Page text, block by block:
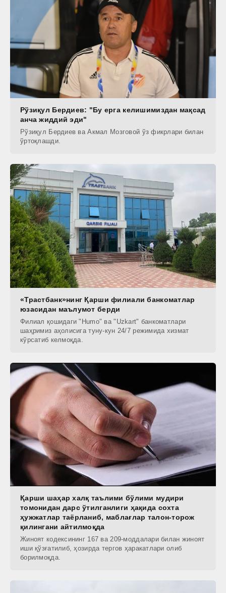
Рўзиқул Бердиев: "Бу ерга келишимиздан мақсад
анча жиддий эди"
Рўзиқул Бердиев ва Акмал Мозговой ўз фикрлари билан
ўртоқлашди.
«Трастбанк»нинг Қарши филиали банкоматлар
юзасидан маълумот берди
Филиал қошидаги "Humo" ва "Uzkart" банкоматлари
шаҳримиз аҳолисига туну-кун 24/7 режимида хизмат
кўрсатиб келмоқда.
Қарши шаҳар халқ таълими бўлими мудири
томонидан дарс ўтилганлиги ҳақида сохта
ҳужжатлар таёрланиб, маблағлар талон-торож
қилингани айтилмоқда
Жиноят кодексининг 167 ва 209-моддалари билан жиноят
иши қўзғатилиб, ҳозирда тергов ҳаракатлари олиб
борилмоқда.